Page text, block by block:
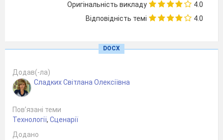
ПЛАН
Оригінальність викладу
4.0
Відповідність темі
4.0
DOCX
Додав(-ла)
Сладких Світлана Олексіївна
Пов’язані теми
Технології, Сценарії
Додано